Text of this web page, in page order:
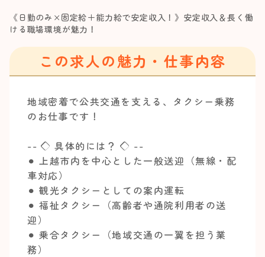
《日勤のみ×固定給＋能力給で安定収入！》安定収入＆長く働
ける職場環境が魅力！
この求人の魅力・仕事内容
地域密着で公共交通を支える、タクシー乗務
のお仕事です！
-- ◇ 具体的には？ ◇ --
⚫︎ 上越市内を中心とした一般送迎（無線・配
車対応）
⚫︎ 観光タクシーとしての案内運転
⚫︎ 福祉タクシー（高齢者や通院利用者の送
迎）
⚫︎ 乗合タクシー（地域交通の一翼を担う業
務）